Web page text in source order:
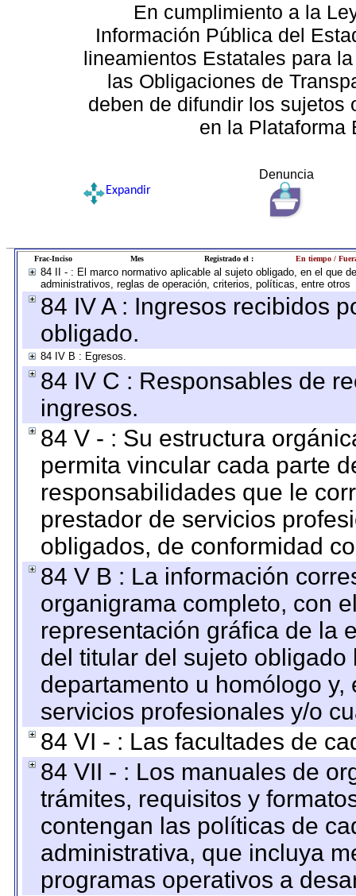
En cumplimiento a la
Información Pública del
lineamientos Estatales para
las Obligaciones de
deben de difundir los sujetos
en la Plataforma
Denuncia
Expandir
Frac-Inciso Mes Registrado el : En tiempo /
84 II - : El marco normativo aplicable al sujeto obligado, en el que
administrativos, reglas de operación, criterios, políticas, entre otros
84 IV A : Ingresos recibidos
obligado.
84 IV B : Egresos.
84 IV C : Responsables de
ingresos.
84 V - : Su estructura
permita vincular cada parte
responsabilidades que le
prestador de servicios
obligados, de conformidad
84 V B : La información
organigrama completo, con
representación gráfica de la
del titular del sujeto
departamento u homólogo
servicios profesionales y/o
84 VI - : Las facultades de
84 VII - : Los manuales de
trámites, requisitos y
contengan las políticas de
administrativa, que incluya
programas operativos a